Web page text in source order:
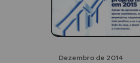
Dezembro de 2014